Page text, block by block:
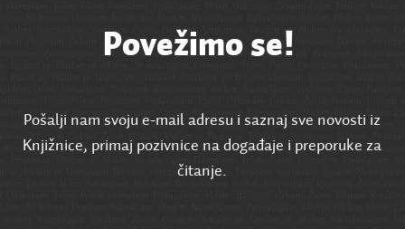
Povežimo se!
Pošalji nam svoju e-mail adresu i saznaj sve novosti iz
Knjižnice, primaj pozivnice na događaje i preporuke za
čitanje.